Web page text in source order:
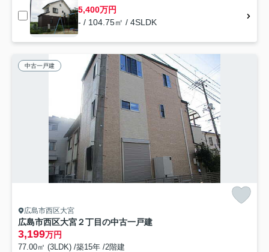
5,400万円
- / 104.75㎡ / 4SLDK
中古一戸建
広島市西区大宮
広島市西区大宮２丁目の中古一戸建
3,199万円
77.00㎡ (3LDK) /築15年 /2階建